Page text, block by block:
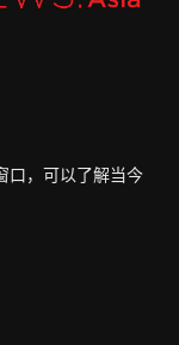
口，可以了解当今